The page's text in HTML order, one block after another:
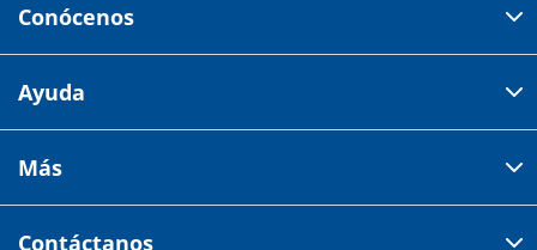
Conócenos
Av 18 de marzo # 309. Colonia la Nogalera.
Tiendas
Ayuda
Centro de ayuda
Más
Contáctanos